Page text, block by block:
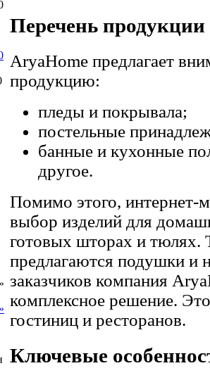
Перечень продукции
AryaHome предлагает
продукцию:
пледы и покрывала;
постельные
банные и кухонные
другое.
Помимо этого, интернет-
выбор изделий для
готовых шторах и тюлях.
предлагаются подушки и
заказчиков компания
комплексное решение.
гостиниц и ресторанов.
Ключевые